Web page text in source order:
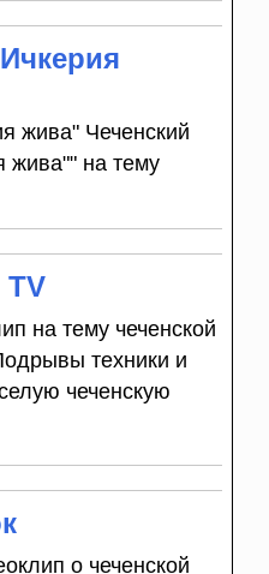
жива" Чеченский
жива"" на тему
TV
на тему чеченской
техники и
чеченскую
о чеченской